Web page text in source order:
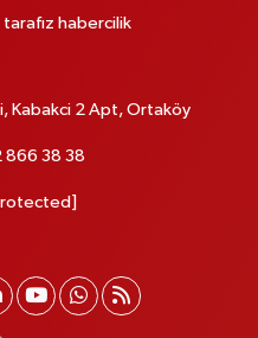
habercilik
Kabakci 2 Apt, Ortaköy
866 38 38